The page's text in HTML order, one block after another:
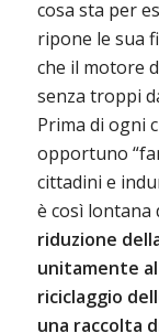
cosa sta per
ripone le sua
che il motore
senza troppi
Prima di ogni
opportuno
cittadini e
è così lontana
riduzione
unitamente
riciclaggio
una raccolta